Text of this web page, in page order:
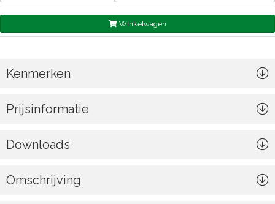
Winkelwagen
Kenmerken
Prijsinformatie
Downloads
Omschrijving